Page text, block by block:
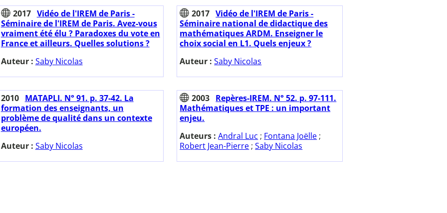
2017 Vidéo de l'IREM de Paris -
Séminaire de l'IREM de Paris. Avez-vous
vraiment été élu ? Paradoxes du vote en
France et ailleurs. Quelles solutions ?
Auteur : Saby Nicolas
2017 Vidéo de l'IREM de Paris -
Séminaire national de didactique des
mathématiques ARDM. Enseigner le
choix social en L1. Quels enjeux ?
Auteur :Saby Nicolas
2010
MATAPLI. N° 91. p. 37-42. La
formation des enseignants, un
problème de qualité dans un contexte
européen.
Auteur : Saby Nicolas
2003 Repères-IREM. N° 52. p. 97-111.
Mathématiques et TPE : un important
enjeu.
Auteurs :Andral Luc ; Fontana Joëlle ;
Robert Jean-Pierre ;Saby Nicolas